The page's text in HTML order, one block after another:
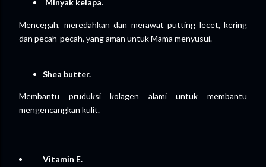
Mencegah, meredahkan dan merawat putting lecet, kering
dan pecah-pecah, yang aman untuk Mama menyusui.
Shea butter.
Membantu pruduksi kolagen alami untuk membantu
mengencangkan kulit.
Vitamin E.